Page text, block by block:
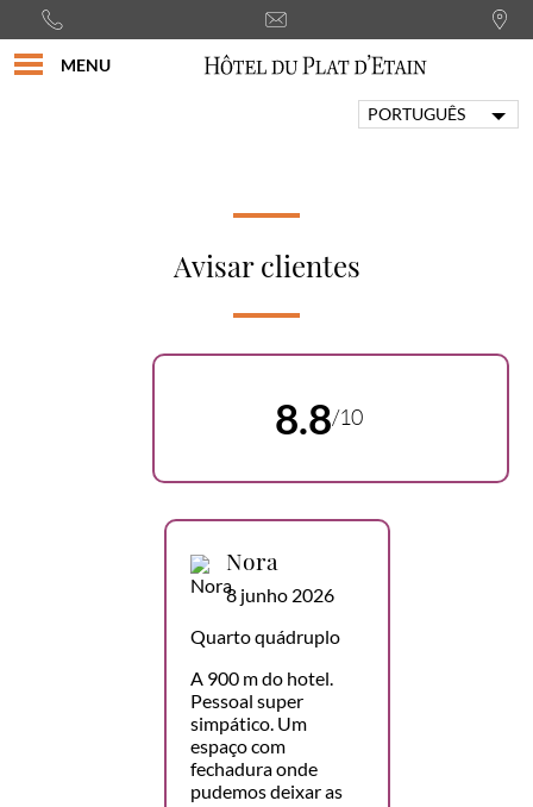
MENU
PORTUGUÊS
Avisar clientes
8.8/10
Nora
8 junho 2026
Quarto quádruplo
A 900 m do hotel.
Pessoal super
simpático. Um
espaço com
fechadura onde
pudemos deixar as